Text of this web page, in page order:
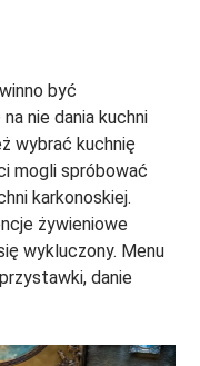
być
nie dania kuchni
wybrać kuchnię
mogli spróbować
karkonoskiej.
żywieniowe
wykluczony. Menu
danie